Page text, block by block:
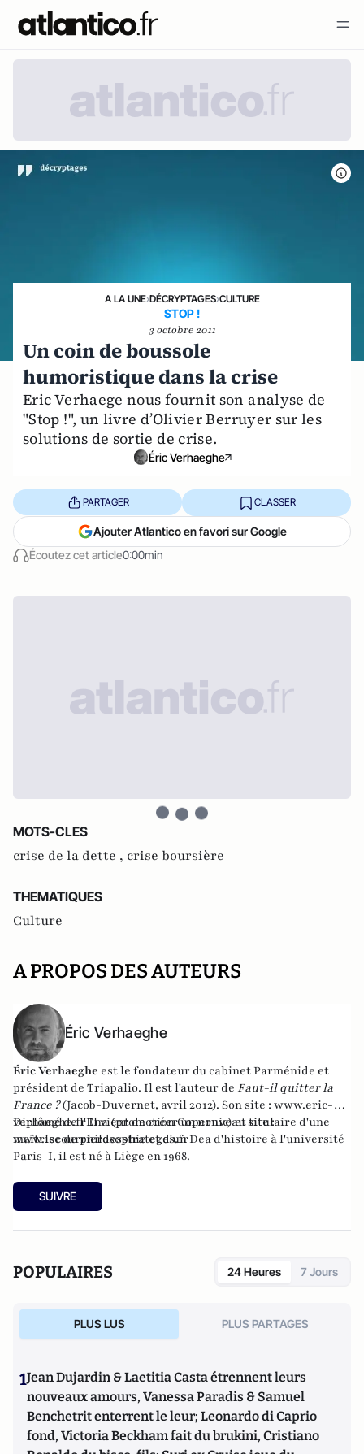
A LA UNE›DÉCRYPTAGES›CULTURE
STOP !
3 octobre 2011
Un coin de boussole
humoristique dans la crise
Eric Verhaege nous fournit son analyse de
"Stop !", un livre dʼOlivier Berruyer sur les
solutions de sortie de crise.
Éric Verhaeghe
Écoutez cet article0:00min
PARTAGER CLASSER
Ajouter Atlantico en favori sur Google
MOTS-CLES
crise de la dette , crise boursière
THEMATIQUES
Culture
A PROPOS DES AUTEURS
Éric Verhaeghe
Éric Verhaeghe est le fondateur du cabinet Parménide et
président de Triapalio. Il est l'auteur de Faut-il quitter la
France ?(Jacob-Duvernet, avril 2012). Son site : www.eric-
verhaeghe.frIl vient de créer un nouveau site :
www.lecourrierdesstrateges.fr
Diplômé de l'Ena (promotion Copernic) et titulaire d'une
maîtrise de philosophie et d'un Dea d'histoire à l'université
Paris-I, il est né à Liège en 1968.
SUIVRE
POPULAIRES 24 Heures 7 Jours
PLUS LUS PLUS PARTAGES
1Jean Dujardin & Laetitia Casta étrennent leurs
nouveaux amours, Vanessa Paradis & Samuel
Benchetrit enterrent le leur; Leonardo di Caprio
fond, Victoria Beckham fait du brukini, Cristiano